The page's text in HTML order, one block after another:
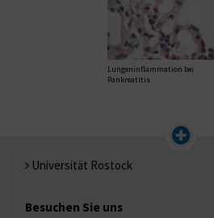
Lungeninflammation bei
Pankreatitis
Universität Rostock
Besuchen Sie uns